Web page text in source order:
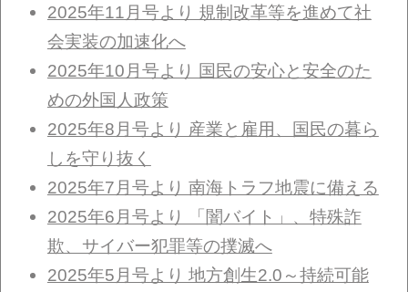
2025年11月号より 規制改革等を進めて社
会実装の加速化へ
2025年10月号より 国民の安心と安全のた
めの外国人政策
2025年8月号より 産業と雇用、国民の暮ら
しを守り抜く
2025年7月号より 南海トラフ地震に備える
2025年6月号より 「闇バイト」、特殊詐
欺、サイバー犯罪等の撲滅へ
2025年5月号より 地方創生2.0～持続可能